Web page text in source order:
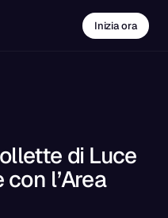
Inizia ora
di Luce
l’Area